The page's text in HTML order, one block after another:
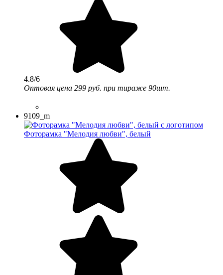
4.8/6
Оптовая цена 299 руб. при тираже 90шт.
9109_m
Фоторамка "Мелодия любви", белый